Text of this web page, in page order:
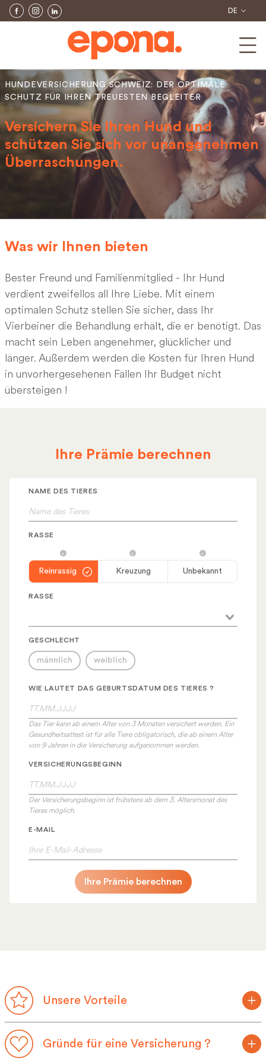
DE
HUNDEVERSICHERUNG SCHWEIZ: DER OPTIMALE
SCHUTZ FÜR IHREN TREUESTEN BEGLEITER
Versichern Sie Ihren Hund und
schützen Sie sich vor unangenehmen
Überraschungen.
Was wir Ihnen bieten
Bester Freund und Familienmitglied - Ihr Hund
verdient zweifellos all Ihre Liebe. Mit einem
optimalen Schutz stellen Sie sicher, dass Ihr
Vierbeiner die Behandlung erhält, die er benötigt. Das
macht sein Leben angenehmer, glücklicher und
länger. Außerdem werden die Kosten für Ihren Hund
in unvorhergesehenen Fällen Ihr Budget nicht
übersteigen !
Ihre Prämie berechnen
NAME DES TIERES
RASSE
Reinrassig Kreuzung Unbekannt
RASSE
GESCHLECHT
männlich weiblich
WIE LAUTET DAS GEBURTSDATUM DES TIERES ?
Das Tier kann ab einem Alter von 3 Monaten versichert werden. Ein
Gesundheitsattest ist für alle Tiere obligatorisch, die ab einem Alter
von 9 Jahren in die Versicherung aufgenommen werden.
VERSICHERUNGSBEGINN
Der Versicherungsbeginn ist frühstens ab dem 3. Altersmonat des
Tieres möglich.
E-MAIL
Ihre Prämie berechnen
Unsere Vorteile
Gründe für eine Versicherung ?